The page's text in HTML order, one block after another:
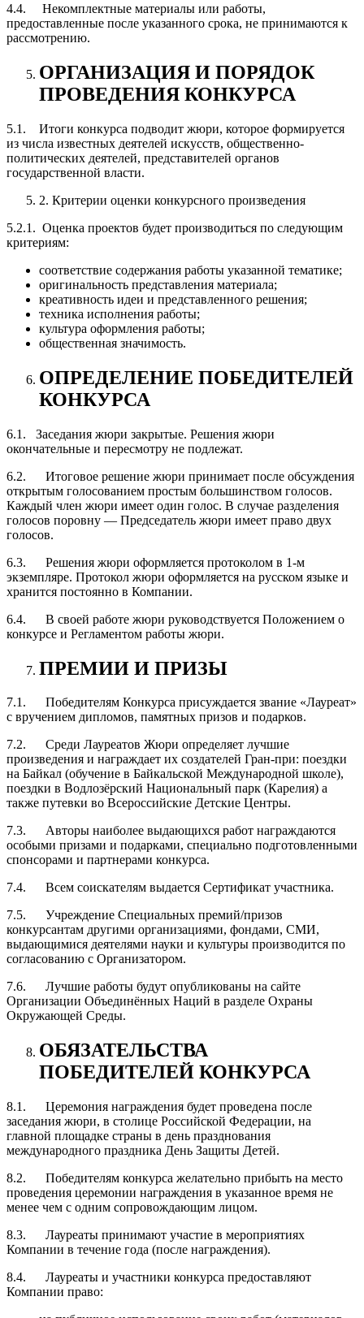
4.4. Некомплектные материалы или работы,
предоставленные после указанного срока, не принимаются к
рассмотрению.
ОРГАНИЗАЦИЯ И ПОРЯДОК
ПРОВЕДЕНИЯ КОНКУРСА
5.1. Итоги конкурса подводит жюри, которое формируется
из числа известных деятелей искусств, общественно-
политических деятелей, представителей органов
государственной власти.
2. Критерии оценки конкурсного произведения
5.2.1. Оценка проектов будет производиться по следующим
критериям:
соответствие содержания работы указанной тематике;
оригинальность представления материала;
креативность идеи и представленного решения;
техника исполнения работы;
культура оформления работы;
общественная значимость.
ОПРЕДЕЛЕНИЕ ПОБЕДИТЕЛЕЙ
КОНКУРСА
6.1. Заседания жюри закрытые. Решения жюри
окончательные и пересмотру не подлежат.
6.2. Итоговое решение жюри принимает после обсуждения
открытым голосованием простым большинством голосов.
Каждый член жюри имеет один голос. В случае разделения
голосов поровну — Председатель жюри имеет право двух
голосов.
6.3. Решения жюри оформляется протоколом в 1-м
экземпляре. Протокол жюри оформляется на русском языке и
хранится постоянно в Компании.
6.4. В своей работе жюри руководствуется Положением о
конкурсе и Регламентом работы жюри.
ПРЕМИИ И ПРИЗЫ
7.1. Победителям Конкурса присуждается звание «Лауреат»
с вручением дипломов, памятных призов и подарков.
7.2. Среди Лауреатов Жюри определяет лучшие
произведения и награждает их создателей Гран-при: поездки
на Байкал (обучение в Байкальской Международной школе),
поездки в Водлозёрский Национальный парк (Карелия) а
также путевки во Всероссийские Детские Центры.
7.3. Авторы наиболее выдающихся работ награждаются
особыми призами и подарками, специально подготовленными
спонсорами и партнерами конкурса.
7.4. Всем соискателям выдается Сертификат участника.
7.5. Учреждение Специальных премий/призов
конкурсантам другими организациями, фондами, СМИ,
выдающимися деятелями науки и культуры производится по
согласованию с Организатором.
7.6. Лучшие работы будут опубликованы на сайте
Организации Объединённых Наций в разделе Охраны
Окружающей Среды.
ОБЯЗАТЕЛЬСТВА
ПОБЕДИТЕЛЕЙ КОНКУРСА
8.1. Церемония награждения будет проведена после
заседания жюри, в столице Российской Федерации, на
главной площадке страны в день празднования
международного праздника День Защиты Детей.
8.2. Победителям конкурса желательно прибыть на место
проведения церемонии награждения в указанное время не
менее чем с одним сопровождающим лицом.
8.3. Лауреаты принимают участие в мероприятиях
Компании в течение года (после награждения).
8.4. Лауреаты и участники конкурса предоставляют
Компании право: